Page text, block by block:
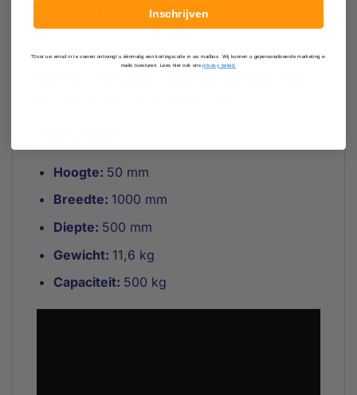
een decoupeerzaag op maat te maken.
Hoogte: 50 mm
Breedte: 1000 mm
Diepte: 500 mm
Gewicht: 11,6 kg
Capaciteit: 500 kg
Inschrijven
*Door uw email in te voeren ontvangt u éénmalig een kortingscode in uw mailbox. Wij kunnen u gepersonaliseerde marketing e-
mails toesturen. Lees hier ook onsprivacy beleid.